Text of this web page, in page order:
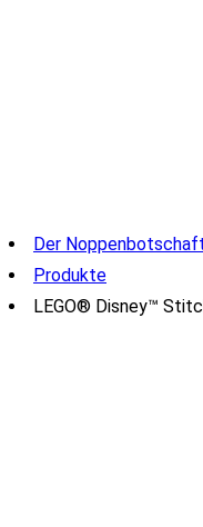
Der
Produkte
LEGO® Disney™